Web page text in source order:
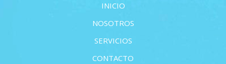
INICIO
NOSOTROS
SERVICIOS
CONTACTO